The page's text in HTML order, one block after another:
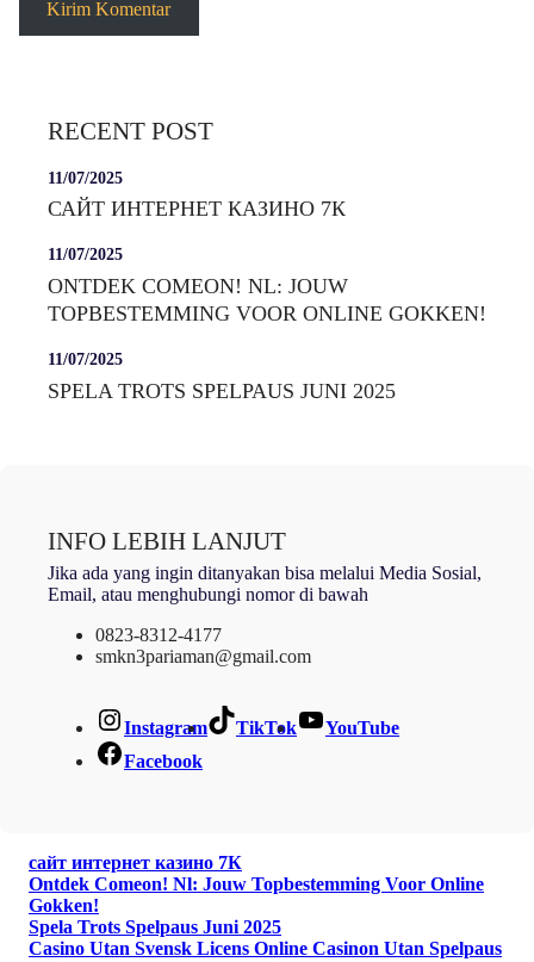
RECENT POST
11/07/2025
САЙТ ИНТЕРНЕТ КАЗИНО 7К
11/07/2025
ONTDEK COMEON! NL: JOUW
TOPBESTEMMING VOOR ONLINE GOKKEN!
11/07/2025
SPELA TROTS SPELPAUS JUNI 2025
INFO LEBIH LANJUT
Jika ada yang ingin ditanyakan bisa melalui Media Sosial,
Email, atau menghubungi nomor di bawah
0823-8312-4177
smkn3pariaman@gmail.com
Instagram TikTok
YouTube
Facebook
сайт интернет казино 7К
Ontdek Comeon! Nl: Jouw Topbestemming Voor Online
Gokken!
Spela Trots Spelpaus Juni 2025
Casino Utan Svensk Licens Online Casinon Utan Spelpaus